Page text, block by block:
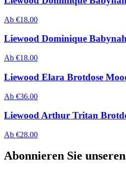
Ab €18.00
Liewood Dominique
Ab €18.00
Liewood Elara Brotdose
Ab €36.00
Liewood Arthur Tritan
Ab €28.00
Abonnieren Sie